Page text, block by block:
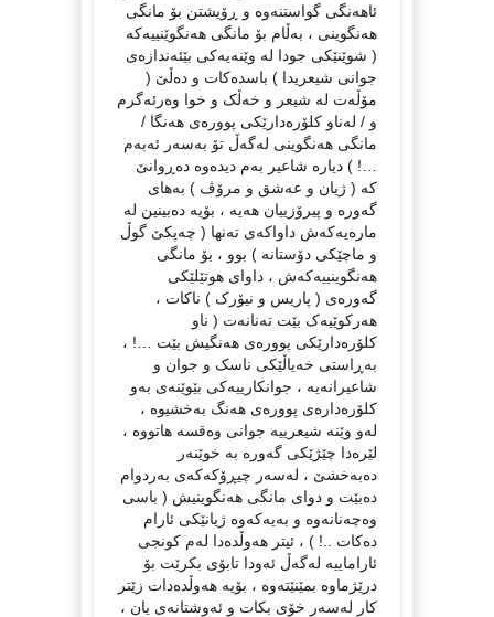
ئاهەنگی گواستنەوە و ڕۆیشتن بۆ مانگی
هەنگوینی ، بەڵام بۆ مانگی هەنگوێنییەکە
( شوێنێکی جودا لە وێنەیەکی بێئەندازەی
جوانی شیعریدا ) باسدەکات و دەڵێ (
مۆڵەت لە شیعر و خەڵک و خوا وەرئەگرم
و / لەناو کلۆرەدارێکی پوورەی هەنگا /
مانگی هەنگوینی لەگەڵ تۆ بەسەر ئەبەم
…! ) دیارە شاعیر بەم دیدەوە دەڕوانێ
کە ( ژیان و عەشق و مرۆڤ ) بەهای
گەورە و پیرۆزییان هەیە ، بۆیە دەبینین لە
مارەیەکەش داواکەی تەنها ( چەپکێ گوڵ
و ماچێکی دۆستانە ) بوو ، بۆ مانگی
هەنگوینییەکەش ، داوای هوتێلێکی
گەورەی ( پاریس و نیۆرک ) ناکات ،
هەرکوێیەک بێت تەنانەت ( ناو
کلۆرەدارێکی پوورەی هەنگیش بێت …! ،
بەڕاستی خەیاڵێکی ناسک و جوان و
شاعیرانەیە ، جوانکارییەکی بێوێنەی بەو
کلۆرەدارەی پوورەی هەنگ بەخشیوە ،
لەو وێنە شیعرییە جوانی وەقسە هاتووە ،
لێرەدا چێژێکی گەورە بە خوێنەر
دەبەخشێ ، لەسەر چیڕۆکەکەی بەردوام
دەبێت و دوای مانگی هەنگوینیش ( باسی
وەچەنانەوە و بەیەکەوە ژیانێکی ئارام
دەکات ..! ) ، ئیتر هەوڵدەدا لەم کونجی
ئاراماییە لەگەڵ ئەودا تابۆی بکرێت بۆ
درێژماوە بمێنێتەوە ، بۆیە هەوڵدەدات زێتر
کار لەسەر خۆی بکات و ئەوشتانەی یان ،